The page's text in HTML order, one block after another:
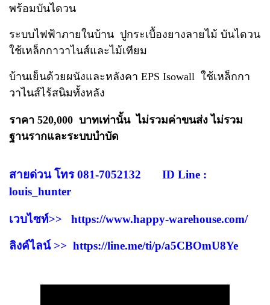
พร้อมบันไดวน
ระบบไฟฟ้าภายในบ้าน ปูกระเบื้องยางลายไม้ บันไดวน
ใช้เหล็กกาวาไนส์และไม้เทียม
บ้านเย็นด้วยผนังและหลังคา EPS Isowall ใช้เหล็กกา
วาไนส์ไร้สนิมทั้งหลัง
ราคา 520,000 บาทเท่านั้น ไม่รวมค่าขนส่ง ไม่รวม
ฐานรากและระบบบำบัด
สายด่วน โทร 081-7052132 ID Line :
louis_hunter
เวบไซท์>> https://www.happy-warehouse.com/
ลิงค์ไลน์ >> https://line.me/ti/p/a5CBOmU8Ye